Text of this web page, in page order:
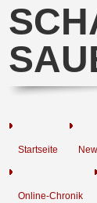
Startseite
Online-Chronik